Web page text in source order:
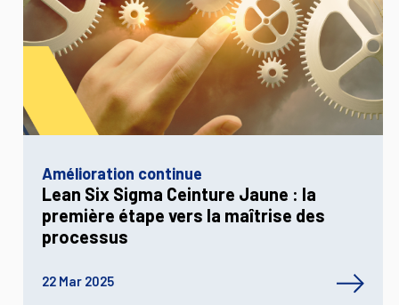
Amélioration continue
Lean Six Sigma Ceinture Jaune : la
première étape vers la maîtrise des
processus
22 Mar 2025